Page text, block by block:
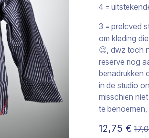
4 =
3 = preloved
om kleding
😉, dwz toch
reserve nog
benadrukken
in de studio
misschien
te
12,75 €